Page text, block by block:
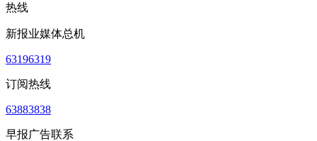
热线
新报业媒体总机
63196319
订阅热线
63883838
早报广告联系